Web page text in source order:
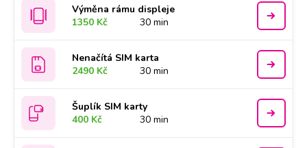
Výměna rámu displeje
1350 Kč
30 min
Nenačítá SIM karta
2490 Kč
30 min
Šuplík SIM karty
400 Kč
30 min